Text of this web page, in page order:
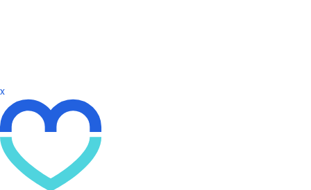
x